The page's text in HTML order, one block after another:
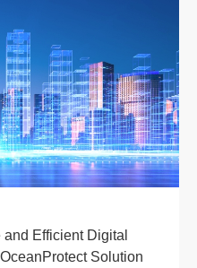
Efficient Digital
Solution